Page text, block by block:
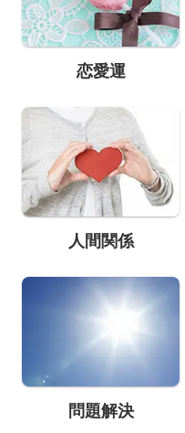
恋愛運
人間関係
問題解決